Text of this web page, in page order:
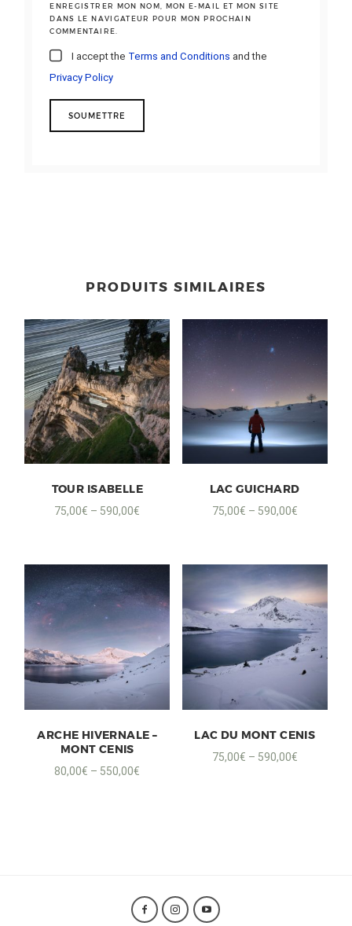
ENREGISTRER MON NOM, MON E-MAIL ET MON SITE
DANS LE NAVIGATEUR POUR MON PROCHAIN
COMMENTAIRE.
I accept the Terms and Conditions and the
Privacy Policy
PRODUITS SIMILAIRES
TOUR ISABELLE
75,00€ – 590,00€
LAC GUICHARD
75,00€ – 590,00€
ARCHE HIVERNALE –
MONT CENIS
80,00€ – 550,00€
LAC DU MONT CENIS
75,00€ – 590,00€